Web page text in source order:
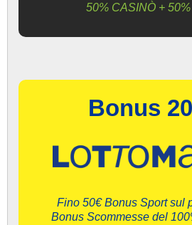
50% CASINÒ +
Bonus
Fino 50€ Bonus Sport sul
Bonus Scommesse del